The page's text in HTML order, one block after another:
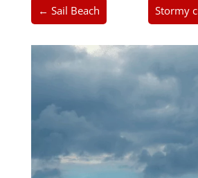
← Sail Beach
Stormy